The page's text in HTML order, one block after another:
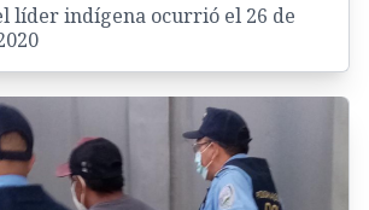
líder indígena ocurrió el 26 de